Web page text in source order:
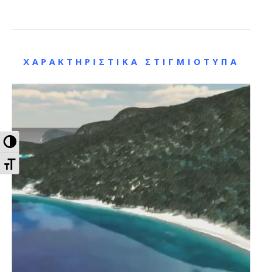
Εναλλαγή Υψηλής Αντίθεσης
Εναλλαγή Μεγέθους Γραμμάτων
ΧΑΡΑΚΤΗΡΙΣΤΙΚΆ ΣΤΙΓΜΙΌΤΥΠΑ